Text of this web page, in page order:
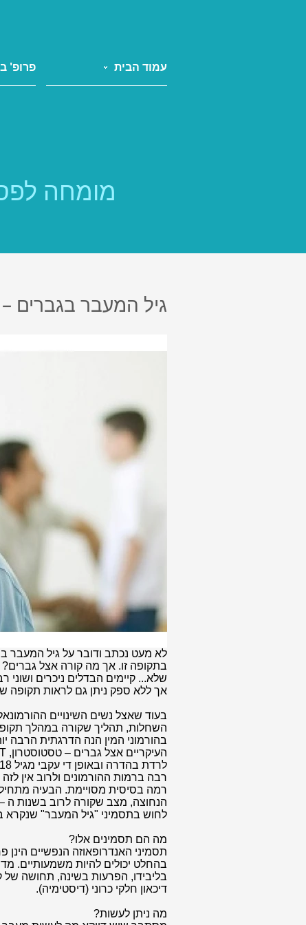
עמוד הבית פרופ'
מומחה
גיל המעבר בגברים
לא מעט נכתב ודובר על גיל המעבר
בתקופה זו. אך מה קורה אצל
שלא... קיימים הבדלים ניכרים ושוני
אך ללא ספק ניתן גם לראות תקופה
בעוד שאצל נשים השינויים
השחלות, תהליך שקורה במהלך
בהורמוני המין הנה הדרגתית הרבה
רבה ברמות ההורמונים ולרוב אין
רמה בסיסית מסויימת. הבעיה
לחוש בתסמיני "גיל המעבר" שנקרא
מה הם תסמינים אלו?
תסמיני האנדרופאוזה הנפשיים
בהחלט יכולים להיות משמעותיים.
בליבידו, הפרעות בשינה, תחושה של
דיכאון חלקי כרוני (דיסטימיה).
מה ניתן לעשות?